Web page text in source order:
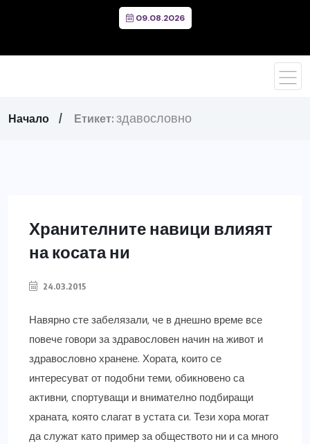
09.08.2026
Начало Етикет: здавословно
Хранителните навици влияят
на косата ни
24.03.2015
Навярно сте забелязали, че в днешно време все
повече говори за здравословен начин на живот и
здравословно хранене. Хората, които се
интересуват от подобни теми, обикновено са
активни, спортуващи и внимателно подбиращи
храната, която слагат в устата си. Тези хора могат
да служат като пример за обществото ни и са много